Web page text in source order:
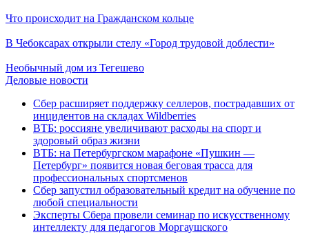
Что происходит на Гражданском кольце
В Чебоксарах открыли стелу «Город трудовой доблести»
Необычный дом из Тегешево
Деловые новости
Сбер расширяет поддержку селлеров, пострадавших от
инцидентов на складах Wildberries
ВТБ: россияне увеличивают расходы на спорт и
здоровый образ жизни
ВТБ: на Петербургском марафоне «Пушкин —
Петербург» появится новая беговая трасса для
профессиональных спортсменов
Сбер запустил образовательный кредит на обучение по
любой специальности
Эксперты Сбера провели семинар по искусственному
интеллекту для педагогов Моргаушского